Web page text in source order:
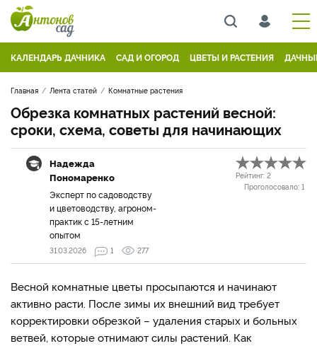
КАЛЕНДАРЬ ДАЧНИКА САД И ОГОРОД ЦВЕТЫ И РАСТЕНИЯ
Главная Лента статей Комнатные растения
Обрезка комнатных растений весной:
сроки, схема, советы для начинающих
Надежда
Пономаренко
Эксперт по садоводству
и цветоводству, агроном-
практик с 15-летним
опытом
Рейтинг: 2
Проголосовало: 1
31.03.2026 1 277
Весной комнатные цветы просыпаются и начинают
активно расти. После зимы их внешний вид требует
корректировки обрезкой – удаления старых и больных
ветвей, которые отнимают силы растений. Как